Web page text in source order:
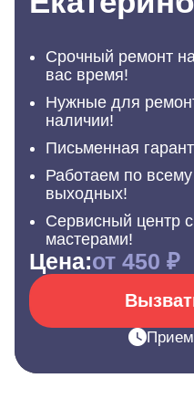
Срочный ремонт
вас время!
Нужные для
наличии!
Письменная
Работаем по
выходных!
Сервисный центр
мастерами!
Цена:от 450 ₽
Прием